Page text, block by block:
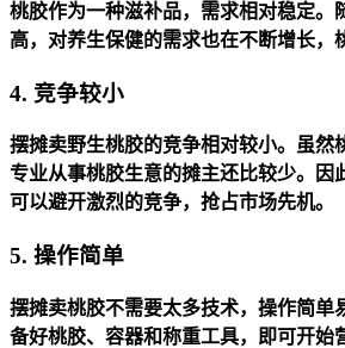
桃胶作为一种滋补品，需求相对稳定。
高，对养生保健的需求也在不断增长，
4. 竞争较小
摆摊卖野生桃胶的竞争相对较小。虽然
专业从事桃胶生意的摊主还比较少。因
可以避开激烈的竞争，抢占市场先机。
5. 操作简单
摆摊卖桃胶不需要太多技术，操作简单
备好桃胶、容器和称重工具，即可开始